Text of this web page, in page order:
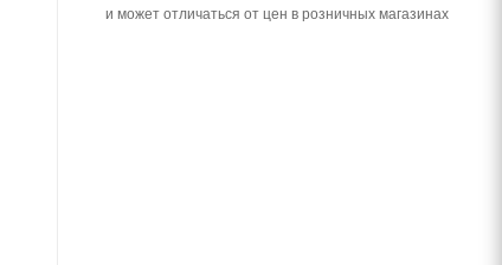
и может отличаться от цен в розничных магазинах